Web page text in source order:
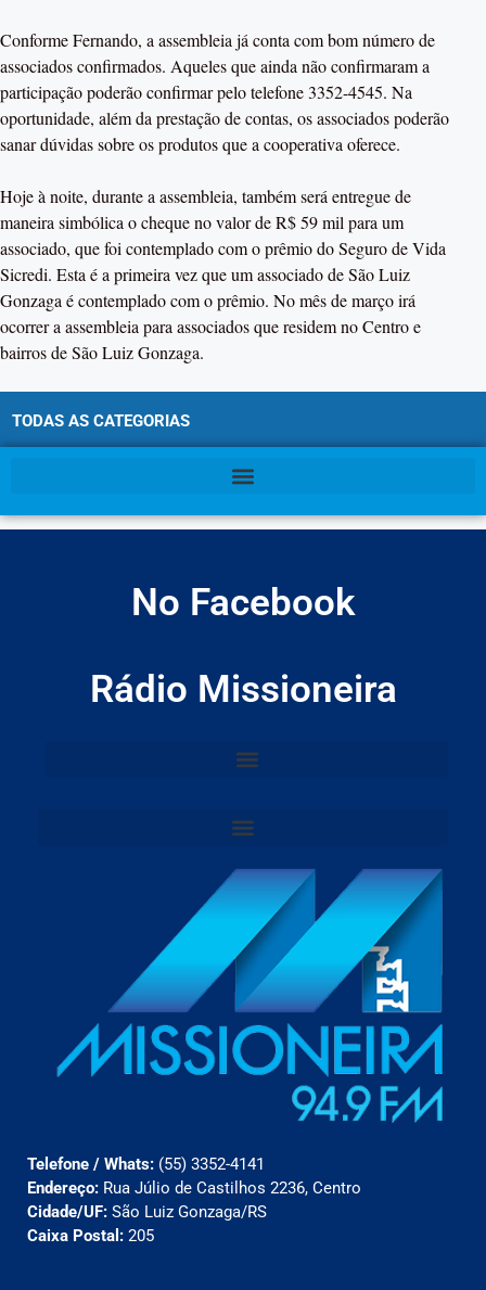
Conforme Fernando, a assembleia já conta com bom número de
associados confirmados. Aqueles que ainda não confirmaram a
participação poderão confirmar pelo telefone 3352-4545. Na
oportunidade, além da prestação de contas, os associados poderão
sanar dúvidas sobre os produtos que a cooperativa oferece.
Hoje à noite, durante a assembleia, também será entregue de
maneira simbólica o cheque no valor de R$ 59 mil para um
associado, que foi contemplado com o prêmio do Seguro de Vida
Sicredi. Esta é a primeira vez que um associado de São Luiz
Gonzaga é contemplado com o prêmio. No mês de março irá
ocorrer a assembleia para associados que residem no Centro e
bairros de São Luiz Gonzaga.
TODAS AS CATEGORIAS
No Facebook
Rádio Missioneira
Telefone / Whats: (55) 3352-4141
Endereço: Rua Júlio de Castilhos 2236, Centro
Cidade/UF: São Luiz Gonzaga/RS
Caixa Postal: 205